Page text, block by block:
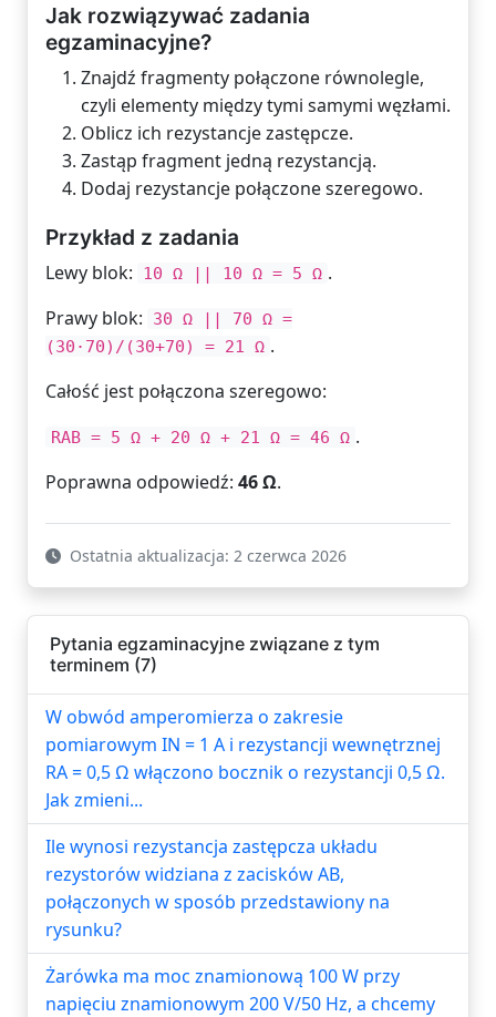
Jak rozwiązywać zadania
egzaminacyjne?
Znajdź fragmenty połączone równolegle,
czyli elementy między tymi samymi węzłami.
Oblicz ich rezystancje zastępcze.
Zastąp fragment jedną rezystancją.
Dodaj rezystancje połączone szeregowo.
Przykład z zadania
Lewy blok: 10 Ω || 10 Ω = 5 Ω .
Prawy blok:
30 Ω || 70 Ω =
(30·70)/(30+70) = 21 Ω .
Całość jest połączona szeregowo:
RAB = 5 Ω + 20 Ω + 21 Ω = 46 Ω .
Poprawna odpowiedź: 46 Ω.
Ostatnia aktualizacja: 2 czerwca 2026
Pytania egzaminacyjne związane z tym
terminem (7)
W obwód amperomierza o zakresie
pomiarowym IN = 1 A i rezystancji wewnętrznej
RA = 0,5 Ω włączono bocznik o rezystancji 0,5 Ω.
Jak zmieni...
Ile wynosi rezystancja zastępcza układu
rezystorów widziana z zacisków AB,
połączonych w sposób przedstawiony na
rysunku?
Żarówka ma moc znamionową 100 W przy
napięciu znamionowym 200 V/50 Hz, a chcemy